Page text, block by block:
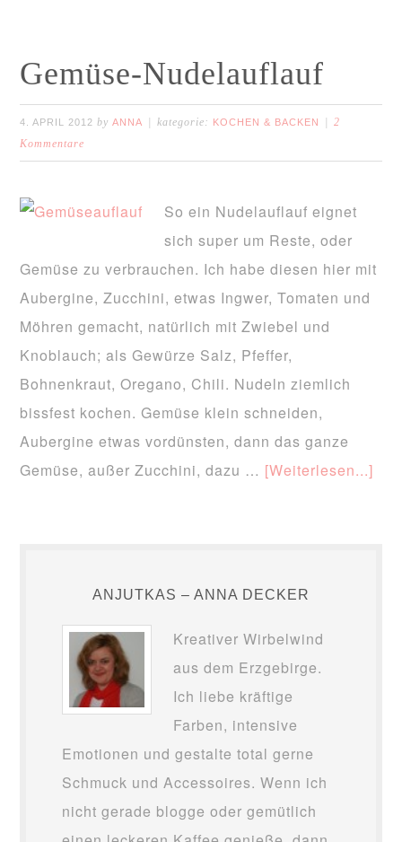
Gemüse-Nudelauflauf
4. APRIL 2012 byANNA kategorie: KOCHEN & BACKEN
2
Kommentare
So ein Nudelauflauf eignet
sich super um Reste, oder
Gemüse zu verbrauchen. Ich habe diesen hier mit
Aubergine, Zucchini, etwas Ingwer, Tomaten und
Möhren gemacht, natürlich mit Zwiebel und
Knoblauch; als Gewürze Salz, Pfeffer,
Bohnenkraut, Oregano, Chili. Nudeln ziemlich
bissfest kochen. Gemüse klein schneiden,
Aubergine etwas vordünsten, dann das ganze
Gemüse, außer Zucchini, dazu … [Weiterlesen...]
ANJUTKAS – ANNA DECKER
Kreativer Wirbelwind
aus dem Erzgebirge.
Ich liebe kräftige
Farben, intensive
Emotionen und gestalte total gerne
Schmuck und Accessoires. Wenn ich
nicht gerade blogge oder gemütlich